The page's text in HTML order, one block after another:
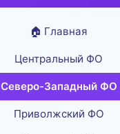
🏠 Главная
Центральный ФО
Северо-Западный ФО
Приволжский ФО